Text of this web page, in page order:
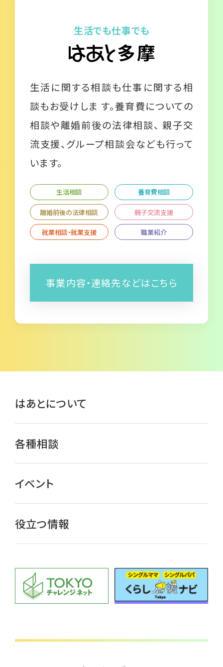
生活でも仕事でも
生活に関する相談も仕事に関する相
談もお受けしま す。養育費についての
相談や離婚前後の法律相談、 親子交
流支援、グループ相談会なども行って
います。
生活相談 養育費相談
離婚前後の法律相談 親子交流支援
就業相談・就業支援 職業紹介
事業内容・連絡先などはこちら
はあとについて
各種相談
イベント
役立つ情報